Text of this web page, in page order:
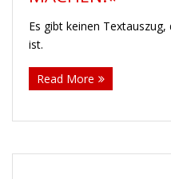
Es gibt keinen
ist.
Read More